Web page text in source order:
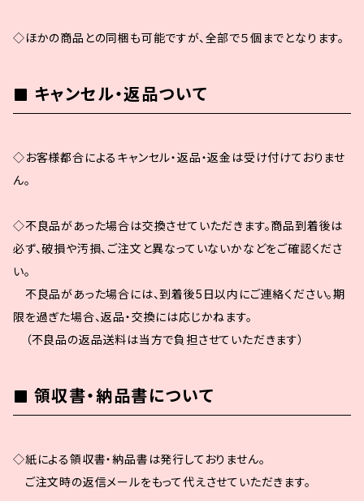
◇ほかの商品との同梱も可能ですが、全部で５個までとなります。
キャンセル・返品ついて
◇お客様都合によるキャンセル・返品・返金は受け付けておりませ
ん。
◇不良品があった場合は交換させていただきます。商品到着後は
必ず、破損や汚損、ご注文と異なっていないかなどをご確認くださ
い。
不良品があった場合には、到着後5日以内にご連絡ください。期
限を過ぎた場合、返品・交換には応じかねます。
（不良品の返品送料は当方で負担させていただきます）
領収書・納品書について
◇紙による領収書・納品書は発行しておりません。
ご注文時の返信メールをもって代えさせていただきます。